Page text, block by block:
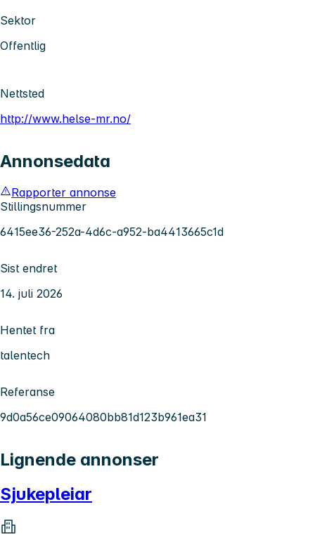
Sektor
Offentlig
Nettsted
http://www.helse-mr.no/
Annonsedata
Rapporter annonse
Stillingsnummer
6415ee36-252a-4d6c-a952-ba4413665c1d
Sist endret
14. juli 2026
Hentet fra
talentech
Referanse
9d0a56ce09064080bb81d123b961ea31
Lignende annonser
Sjukepleiar